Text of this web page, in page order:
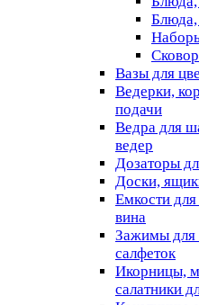
Блюда,
Вазы для
Ведерки,
подачи
Ведра для
ведер
Дозаторы
Доски,
Емкости
вина
Зажимы для
салфеток
Икорницы,
салатники